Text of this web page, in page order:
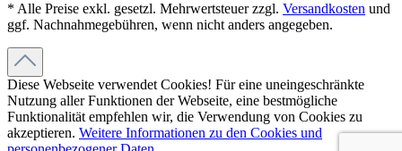
* Alle Preise exkl. gesetzl. Mehrwertsteuer zzgl. Versandkosten und
ggf. Nachnahmegebühren, wenn nicht anders angegeben.
Diese Webseite verwendet Cookies! Für eine uneingeschränkte
Nutzung aller Funktionen der Webseite, eine bestmögliche
Funktionalität empfehlen wir, die Verwendung von Cookies zu
akzeptieren. Weitere Informationen zu den Cookies und